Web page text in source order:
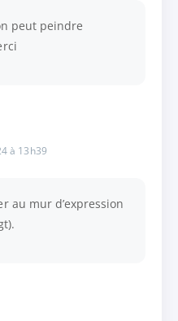
peut peindre
à 13h39
au mur d’expression